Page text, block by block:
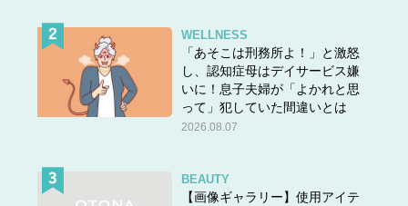
WELLNESS
「あそこは刑務所よ！」と激怒
し、認知症母はデイサービス嫌
いに！息子夫婦が「よかれと思
って」犯していた間違いとは
2026.08.07
BEAUTY
【画像ギャラリー】使用アイテ